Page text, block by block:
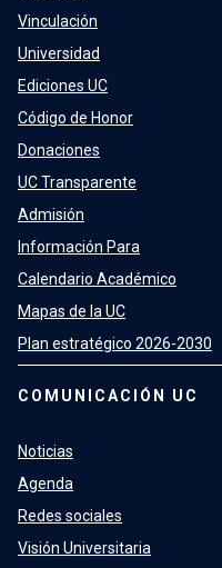
Vinculación
Universidad
Ediciones UC
Código de Honor
Donaciones
UC Transparente
Admisión
Información Para
Calendario Académico
Mapas de la UC
Plan estratégico 2026-2030
COMUNICACIÓN UC
Noticias
Agenda
Redes sociales
Visión Universitaria